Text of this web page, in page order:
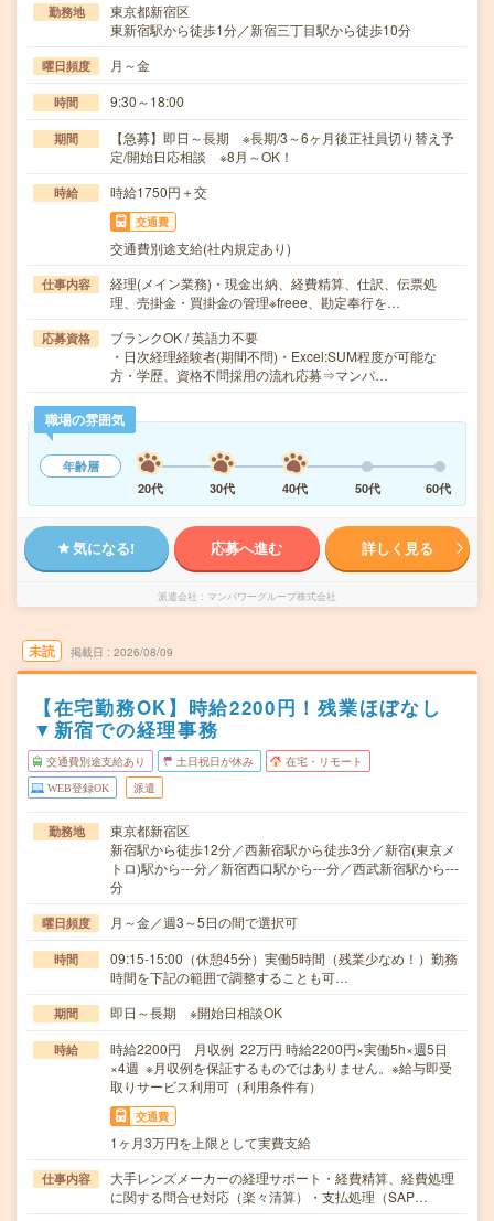
勤務地
東京都新宿区
東新宿駅から徒歩1分／新宿三丁目駅から徒歩10分
曜日頻度 月～金
時間 9:30～18:00
期間
【急募】即日～長期 ※長期/3～6ヶ月後正社員切り替え予
定/開始日応相談 ※8月～OK！
時給 時給1750円＋交
交通費
交通費別途支給(社内規定あり)
仕事内容
経理(メイン業務)・現金出納、経費精算、仕訳、伝票処
理、売掛金・買掛金の管理※freee、勘定奉行を…
応募資格
ブランクOK / 英語力不要
・日次経理経験者(期間不問)・Excel:SUM程度が可能な
方・学歴、資格不問採用の流れ応募⇒マンパ…
職場の雰囲気
年齢層
20代
30代 40代 50代 60代
気になる! 応募へ進む 詳しく見る
派遣会社 マンパワーグループ株式会社
未読 掲載日 2026/08/09
【在宅勤務OK】時給2200円！残業ほぼなし
▼新宿での経理事務
交通費別途支給あり 土日祝日が休み 在宅・リモート
WEB登録OK 派遣
勤務地
東京都新宿区
新宿駅から徒歩12分／西新宿駅から徒歩3分／新宿(東京メ
トロ)駅から---分／新宿西口駅から---分／西武新宿駅から---
分
曜日頻度 月～金／週3～5日の間で選択可
時間
09:15-15:00（休憩45分）実働5時間（残業少なめ！）勤務
時間を下記の範囲で調整することも可…
期間 即日～長期 ※開始日相談OK
時給
時給2200円 月収例 22万円 時給2200円×実働5h×週5日
×4週 ※月収例を保証するものではありません。※給与即受
取りサービス利用可（利用条件有）
交通費
1ヶ月3万円を上限として実費支給
仕事内容
大手レンズメーカーの経理サポート・経費精算、経費処理
に関する問合せ対応（楽々清算）・支払処理（SAP…